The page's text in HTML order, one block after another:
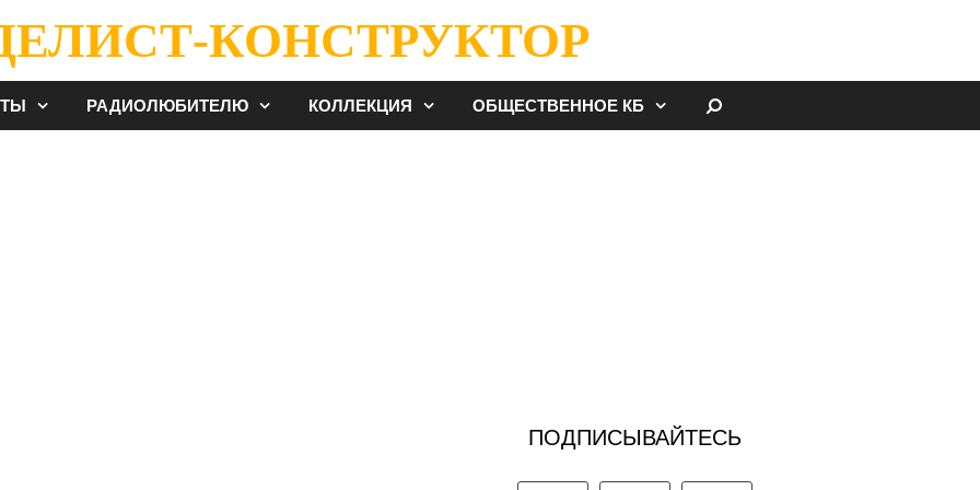
КОНСТРУКТОР
РАДИОЛЮБИТЕЛЮ КОЛЛЕКЦИЯ ОБЩЕСТВЕННОЕ КБ
ПОДПИСЫВАЙТЕСЬ